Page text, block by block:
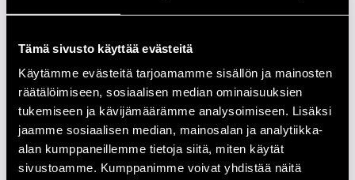
Tämä sivusto käyttää evästeitä
Käytämme evästeitä tarjoamamme sisällön ja mainosten
räätälöimiseen, sosiaalisen median ominaisuuksien
tukemiseen ja kävijämäärämme analysoimiseen. Lisäksi
jaamme sosiaalisen median, mainosalan ja analytiikka-
alan kumppaneillemme tietoja siitä, miten käytät
sivustoamme. Kumppanimme voivat yhdistää näitä
NIMI
Noppari Tuomo
guitar
Perkiö Miika
drums
Salonen Tapani
trumpet
Tarkiainen Tanja
vocals